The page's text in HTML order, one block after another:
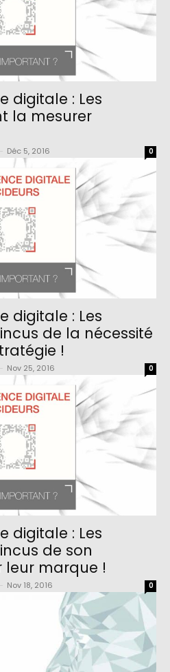
digitale : Les
la mesurer
Déc 5, 2016 0
digitale : Les
de la nécessité
!
Nov 25, 2016 0
digitale : Les
de son
marque !
Nov 18, 2016 0